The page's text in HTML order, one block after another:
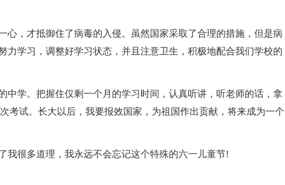
心，才抵御住了病毒的入侵。虽然国家采取了合理的措施，但是病
力学习，调整好学习状态，并且注意卫生，积极地配合我们学校的
中学。把握住仅剩一个月的学习时间，认真听讲，听老师的话，拿
考试。长大以后，我要报效国家，为祖国作出贡献，将来成为一个
我很多道理，我永远不会忘记这个特殊的六一儿童节!